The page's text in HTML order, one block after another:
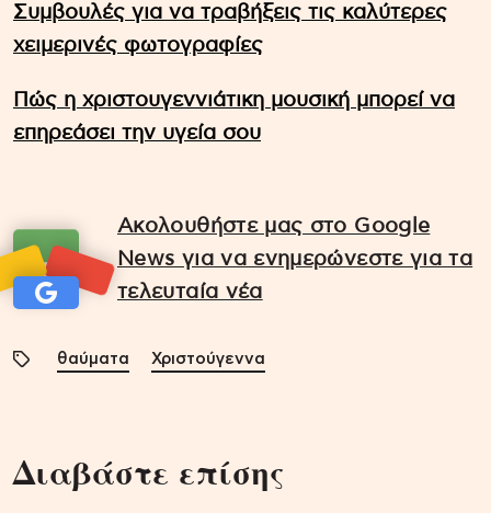
Συμβουλές για να τραβήξεις τις καλύτερες
χειμερινές φωτογραφίες
Πώς η χριστουγεννιάτικη μουσική μπορεί να
επηρεάσει την υγεία σου
Ακολουθήστε μας στο Google
News για να ενημερώνεστε για τα
τελευταία νέα
θαύματα Χριστούγεννα
Διαβάστε επίσης